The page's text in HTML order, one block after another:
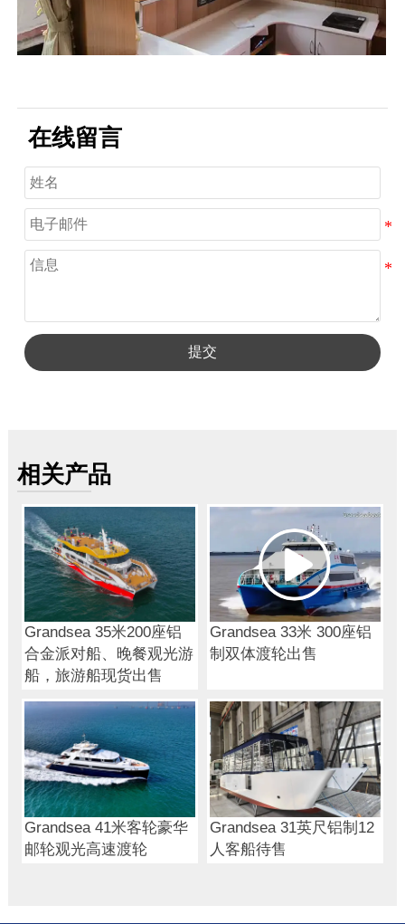
在线留言
提交
相关产品
Grandsea 35米200座铝
合金派对船、晚餐观光游
船，旅游船现货出售
Grandsea 33米 300座铝
制双体渡轮出售
Grandsea 41米客轮豪华
邮轮观光高速渡轮
Grandsea 31英尺铝制12
人客船待售